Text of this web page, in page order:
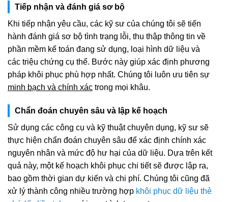
Tiếp nhận và đánh giá sơ bộ
Khi tiếp nhận yêu cầu, các kỹ sư của chúng tôi sẽ tiến
hành đánh giá sơ bộ tình trạng lỗi, thu thập thông tin về
phần mềm kế toán đang sử dụng, loại hình dữ liệu và
các triệu chứng cụ thể. Bước này giúp xác định phương
pháp khôi phục phù hợp nhất. Chúng tôi luôn ưu tiên sự
minh bạch và chính xác trong mọi khâu.
Chẩn đoán chuyên sâu và lập kế hoạch
Sử dụng các công cụ và kỹ thuật chuyên dụng, kỹ sư sẽ
thực hiện chẩn đoán chuyên sâu để xác định chính xác
nguyên nhân và mức độ hư hại của dữ liệu. Dựa trên kết
quả này, một kế hoạch khôi phục chi tiết sẽ được lập ra,
bao gồm thời gian dự kiến và chi phí. Chúng tôi cũng đã
xử lý thành công nhiều trường hợp khôi phục dữ liệu thẻ